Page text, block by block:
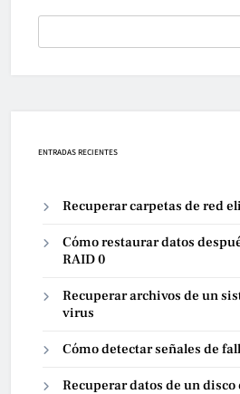
ENTRADAS RECIENTES
Recuperar carpetas de red
Cómo restaurar datos
RAID 0
Recuperar archivos de un
virus
Cómo detectar señales de
Recuperar datos de un